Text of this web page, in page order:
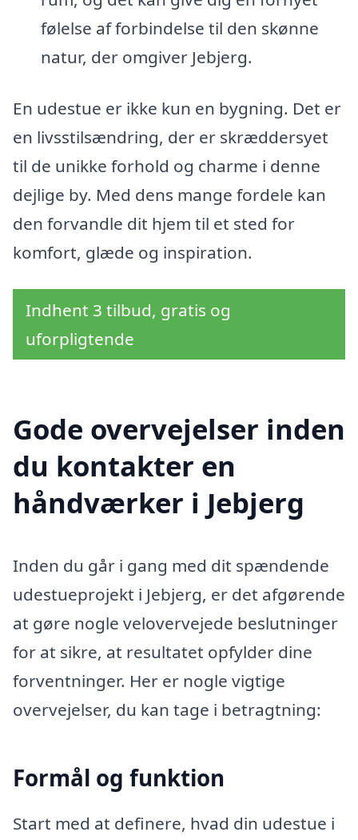
følelse af forbindelse til den skønne
natur, der omgiver Jebjerg.
En udestue er ikke kun en bygning. Det er
en livsstilsændring, der er skræddersyet
til de unikke forhold og charme i denne
dejlige by. Med dens mange fordele kan
den forvandle dit hjem til et sted for
komfort, glæde og inspiration.
Indhent 3 tilbud, gratis og
uforpligtende
Gode overvejelser inden
du kontakter en
håndværker i Jebjerg
Inden du går i gang med dit spændende
udestueprojekt i Jebjerg, er det afgørende
at gøre nogle velovervejede beslutninger
for at sikre, at resultatet opfylder dine
forventninger. Her er nogle vigtige
overvejelser, du kan tage i betragtning:
Formål og funktion
Start med at definere, hvad din udestue i